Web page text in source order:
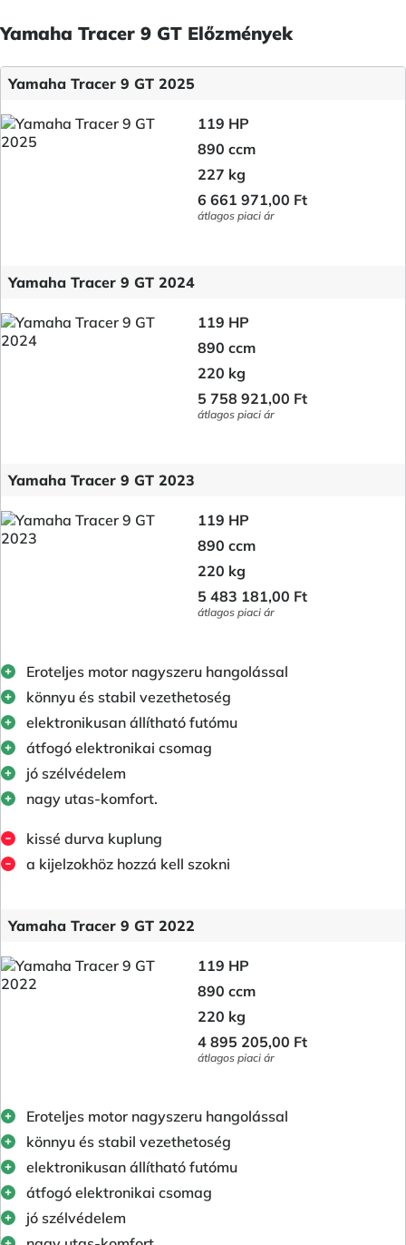
Yamaha Tracer 9 GT Előzmények
Yamaha Tracer 9 GT 2025
119 HP
890 ccm
227 kg
6 661 971,00 Ft
átlagos piaci ár
Yamaha Tracer 9 GT 2024
119 HP
890 ccm
220 kg
5 758 921,00 Ft
átlagos piaci ár
Yamaha Tracer 9 GT 2023
119 HP
890 ccm
220 kg
5 483 181,00 Ft
átlagos piaci ár
Eroteljes motor nagyszeru hangolással
könnyu és stabil vezethetoség
elektronikusan állítható futómu
átfogó elektronikai csomag
jó szélvédelem
nagy utas-komfort.
kissé durva kuplung
a kijelzokhöz hozzá kell szokni
Yamaha Tracer 9 GT 2022
119 HP
890 ccm
220 kg
4 895 205,00 Ft
átlagos piaci ár
Eroteljes motor nagyszeru hangolással
könnyu és stabil vezethetoség
elektronikusan állítható futómu
átfogó elektronikai csomag
jó szélvédelem